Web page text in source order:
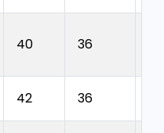
40 36
42 36